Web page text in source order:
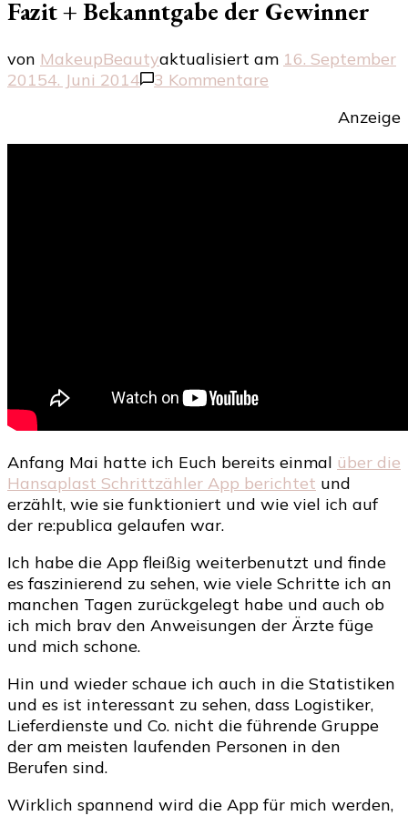
Fazit + Bekanntgabe der Gewinner
von MakeupBeautyaktualisiert am 16. September
20154. Juni 2014 3 Kommentare
Die
Anzeige
Anfang Mai hatte ich Euch bereits einmal über die
Hansaplast Schrittzähler App berichtet und
erzählt, wie sie funktioniert und wie viel ich auf
der re:publica gelaufen war.
Ich habe die App fleißig weiterbenutzt und finde
es faszinierend zu sehen, wie viele Schritte ich an
manchen Tagen zurückgelegt habe und auch ob
ich mich brav den Anweisungen der Ärzte füge
und mich schone.
Hin und wieder schaue ich auch in die Statistiken
und es ist interessant zu sehen, dass Logistiker,
Lieferdienste und Co. nicht die führende Gruppe
der am meisten laufenden Personen in den
Berufen sind.
Wirklich spannend wird die App für mich werden,